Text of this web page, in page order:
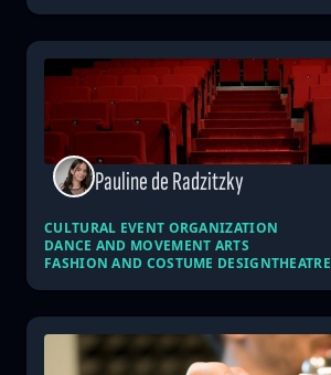
Pauline de Radzitzky
CULTURAL EVENT ORGANIZATION
DANCE AND MOVEMENT ARTS
FASHION AND COSTUME DESIGNTHEATRE